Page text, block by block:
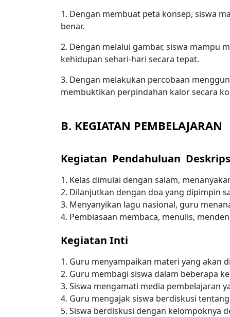
1. Dengan membuat peta konsep, siswa
benar.
2. Dengan melalui gambar, siswa mampu
kehidupan sehari-hari secara tepat.
3. Dengan melakukan percobaan
membuktikan perpindahan kalor secara
B. KEGIATAN PEMBELAJARAN
Kegiatan Pendahuluan
1. Kelas dimulai dengan salam,
2. Dilanjutkan dengan doa yang dipimpin
3. Menyanyikan lagu nasional, guru
4. Pembiasaan membaca, menulis,
Kegiatan Inti
1. Guru menyampaikan materi yang akan
2. Guru membagi siswa dalam beberapa
3. Siswa mengamati media pembelajaran
4. Guru mengajak siswa berdiskusi
5. Siswa berdiskusi dengan kelompoknya